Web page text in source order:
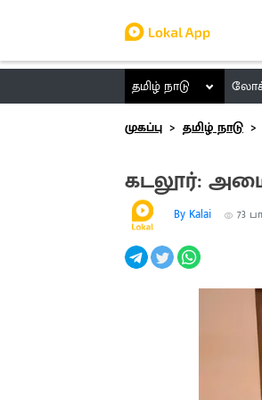
தமிழ் நாடு
முகப்பு
தமிழ் நாடு
கடலூர்:
By Kalai 73